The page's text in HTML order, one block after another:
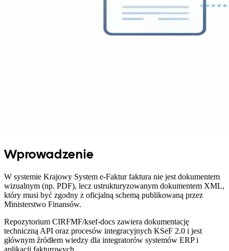
Wprowadzenie
W systemie Krajowy System e-Faktur faktura nie jest dokumentem
wizualnym (np. PDF), lecz ustrukturyzowanym dokumentem XML,
który musi być zgodny z oficjalną schemą publikowaną przez
Ministerstwo Finansów.
Repozytorium CIRFMF/ksef-docs zawiera dokumentację
techniczną API oraz procesów integracyjnych KSeF 2.0 i jest
głównym źródłem wiedzy dla integratorów systemów ERP i
aplikacji fakturowych.